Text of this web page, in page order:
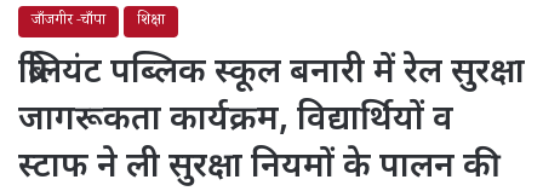
जाँजगीर -चाँपा शिक्षा
ब्रिलियंट पब्लिक स्कूल बनारी में रेल सुरक्षा
जागरूकता कार्यक्रम, विद्यार्थियों व
स्टाफ ने ली सुरक्षा नियमों के पालन की